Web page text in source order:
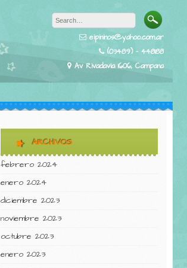
eipininos@yahoo.com.ar
(03489) - 448188
Av Rivadavia 1606, Campana
ARCHIVOS
febrero 2024
enero 2024
diciembre 2023
noviembre 2023
octubre 2023
enero 2023